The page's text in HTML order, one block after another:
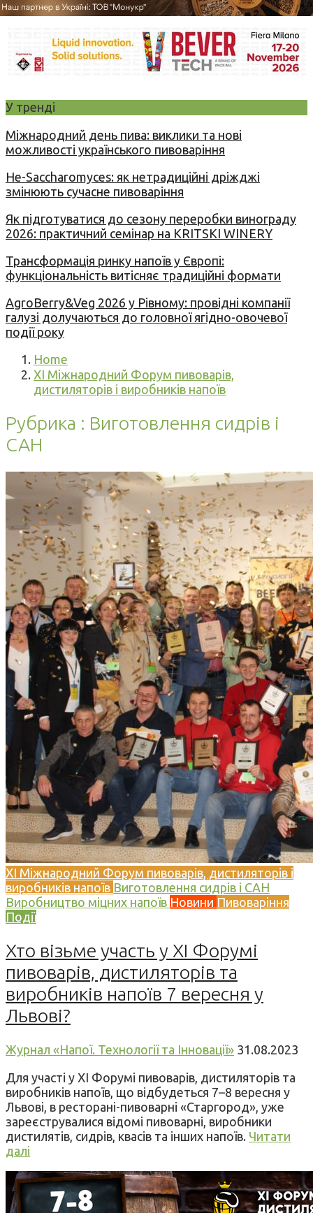
У тренді
Міжнародний день пива: виклики та нові
можливості українського пивоваріння
Не-Saccharomyces: як нетрадиційні дріжджі
змінюють сучасне пивоваріння
Як підготуватися до сезону переробки винограду
2026: практичний семінар на KRITSKI WINERY
Трансформація ринку напоїв у Європі:
функціональність витісняє традиційні формати
AgroBerry&Veg 2026 у Рівному: провідні компанії
галузі долучаються до головної ягідно-овочевої
події року
Home
XI Міжнародний Форум пивоварів,
дистиляторів і виробників напоїв
Рубрика : Виготовлення сидрів і
САН
XI Міжнародний Форум пивоварів, дистиляторів і
виробників напоїв Виготовлення сидрів і САН
Виробництво міцних напоїв Новини Пивоваріння
Події
Хто візьме участь у XI Форумі
пивоварів, дистиляторів та
виробників напоїв 7 вересня у
Львові?
Журнал «Напої. Технології та Інновації» 31.08.2023
Для участі у XI Форумі пивоварів, дистиляторів та
виробників напоїв, що відбудеться 7–8 вересня у
Львові, в ресторані-пивоварні «Старгород», уже
зареєструвалися відомі пивоварні, виробники
дистилятів, сидрів, квасів та інших напоїв. Читати
далі